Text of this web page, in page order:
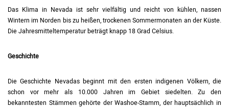
Das Klima in Nevada ist sehr vielfältig und reicht von kühlen, nassen
Wintern im Norden bis zu heißen, trockenen Sommermonaten an der Küste.
Die Jahresmitteltemperatur beträgt knapp 18 Grad Celsius.
Geschichte
Die Geschichte Nevadas beginnt mit den ersten indigenen Völkern, die
schon vor mehr als 10.000 Jahren im Gebiet siedelten. Zu den
bekanntesten Stämmen gehörte der Washoe-Stamm, der hauptsächlich in